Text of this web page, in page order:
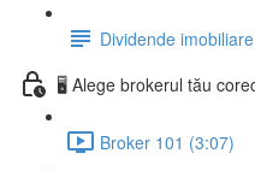
Dividende
🖥️ Alege brokerul tău
Broker 101 (3:07)